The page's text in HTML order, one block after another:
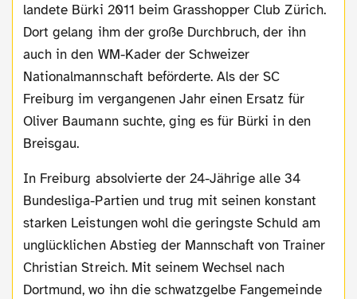
landete Bürki 2011 beim Grasshopper Club Zürich.
Dort gelang ihm der große Durchbruch, der ihn
auch in den WM-Kader der Schweizer
Nationalmannschaft beförderte. Als der SC
Freiburg im vergangenen Jahr einen Ersatz für
Oliver Baumann suchte, ging es für Bürki in den
Breisgau.
In Freiburg absolvierte der 24-Jährige alle 34
Bundesliga-Partien und trug mit seinen konstant
starken Leistungen wohl die geringste Schuld am
unglücklichen Abstieg der Mannschaft von Trainer
Christian Streich. Mit seinem Wechsel nach
Dortmund, wo ihn die schwatzgelbe Fangemeinde